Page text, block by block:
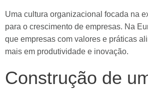
Uma cultura organizacional focada na
para o crescimento de empresas. Na
que empresas com valores e práticas
mais em produtividade e inovação.
Construção de